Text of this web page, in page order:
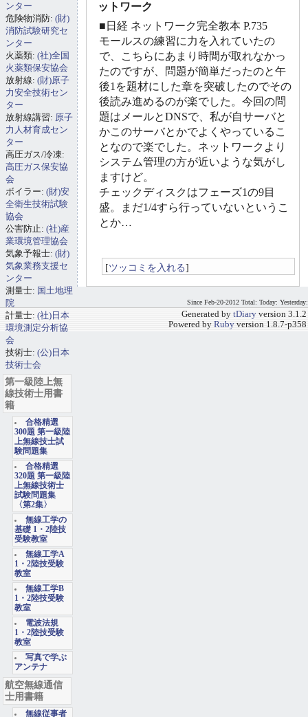
ットワーク
■日経 ネットワーク完全教本 P.735
モールスの練習に力を入れていたの
で、こちらにあまり時間が取れなかっ
たのですが、問題が簡単だったのと午
後1を題材にした章を突破したのでその
後読み進めるのが楽でした。今回の問
題はメールとDNSで、私が自サーバと
かこのサーバとかでよくやっているこ
となので楽でした。ネットワークより
システム管理の方が近いような気がし
ますけど。
チェックディスクはフェーズ1の9目
盛。まだ1/4すら行っていないというこ
とか…
[ツッコミを入れる]
ンター
危険物消防: (財)
消防試験研究セ
ンター
火薬類: (社)全国
火薬類保安協会
放射線: (財)原子
力安全技術セン
ター
放射線講習: 原子
力人材育成セン
ター
高圧ガス/冷凍:
高圧ガス保安協
会
ボイラー: (財)安
全衛生技術試験
協会
公害防止: (社)産
業環境管理協会
気象予報士: (財)
気象業務支援セ
ンター
測量士: 国土地理
院
計量士: (社)日本
環境測定分析協
会
技術士: (公)日本
技術士会
第一級陸上無
線技術士用書
籍
合格精選
300題 第一級陸
上無線技士試
験問題集
合格精選
320題 第一級陸
上無線技術士
試験問題集
〈第2集〉
無線工学の
基礎 1・2陸技
受験教室
無線工学A
1・2陸技受験
教室
無線工学B
1・2陸技受験
教室
電波法規
1・2陸技受験
教室
写真で学ぶ
アンテナ
航空無線通信
士用書籍
無線従事者
Since Feb-20-2012 Total: Today: Yesterday:
Generated by tDiary version 3.1.2
Powered by Ruby version 1.8.7-p358